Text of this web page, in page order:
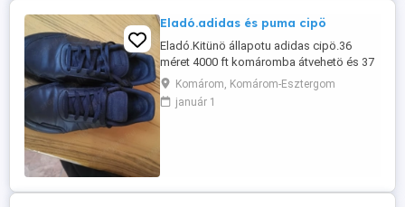
Eladó.adidas és puma cipö
Eladó.Kitünö állapotu adidas cipö.36
méret 4000 ft komáromba átvehetö és 37
es sport cipö.3500 Férfi puma cipö 39
méret 4000 ft.Posta nincs
Komárom, Komárom-Esztergom
január 1